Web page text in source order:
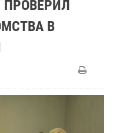
ПРОВЕРИЛ
В